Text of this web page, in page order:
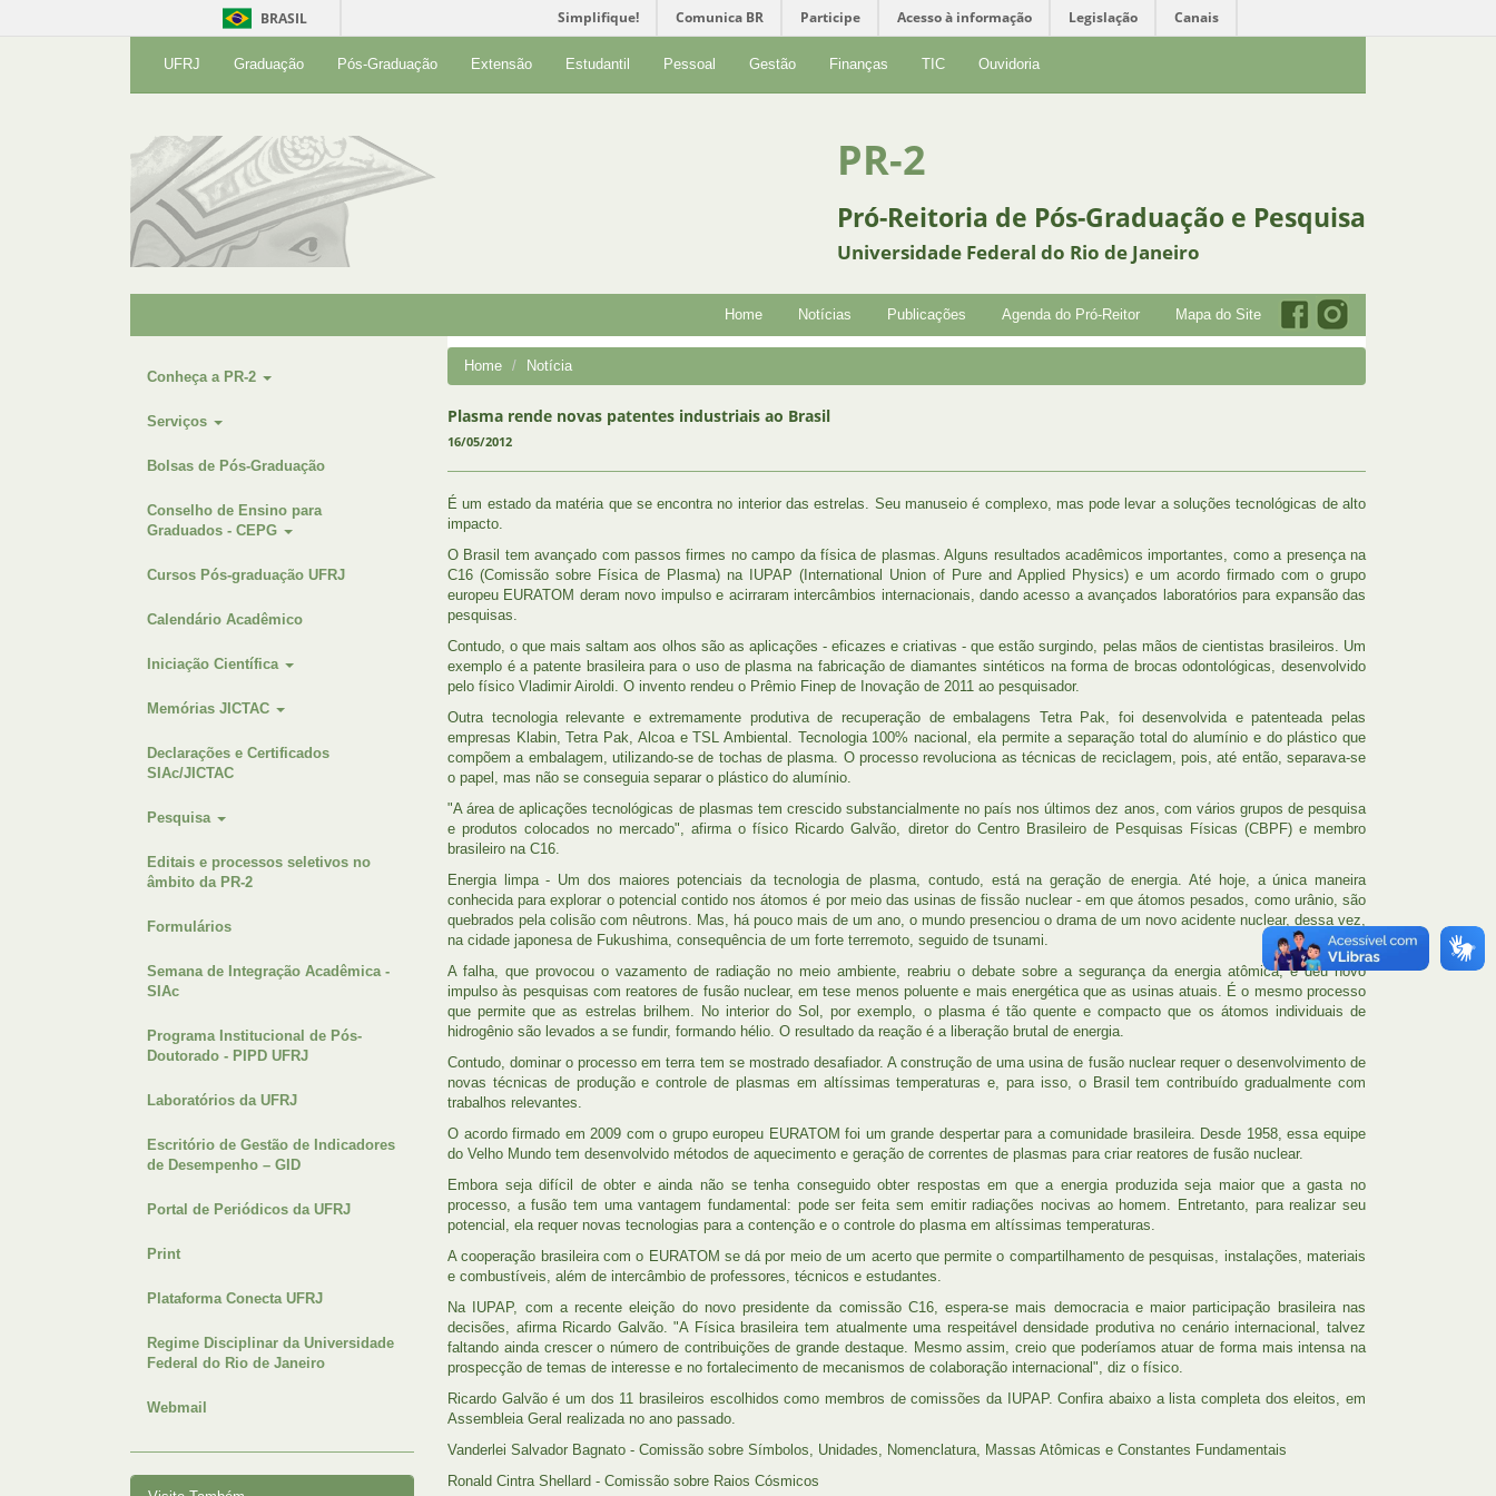
BRASIL Simplifique! Comunica BR Participe Acesso à informação Legislação Canais
UFRJ Graduação Pós-Graduação Extensão Estudantil Pessoal Gestão Finanças TIC Ouvidoria
PR-2
Pró-Reitoria de Pós-Graduação e Pesquisa
Universidade Federal do Rio de Janeiro
Home Notícias Publicações Agenda do Pró-Reitor Mapa do Site
Conheça a PR-2
Serviços
Bolsas de Pós-Graduação
Conselho de Ensino para
Graduados - CEPG
Cursos Pós-graduação UFRJ
Calendário Acadêmico
Iniciação Científica
Memórias JICTAC
Declarações e Certificados
SIAc/JICTAC
Pesquisa
Editais e processos seletivos no
âmbito da PR-2
Formulários
Semana de Integração Acadêmica -
SIAc
Programa Institucional de Pós-
Doutorado - PIPD UFRJ
Laboratórios da UFRJ
Escritório de Gestão de Indicadores
de Desempenho – GID
Portal de Periódicos da UFRJ
Print
Plataforma Conecta UFRJ
Regime Disciplinar da Universidade
Federal do Rio de Janeiro
Webmail
Home Notícia
Plasma rende novas patentes industriais ao Brasil
16/05/2012
É um estado da matéria que se encontra no interior das estrelas. Seu manuseio é complexo, mas pode levar a soluções tecnológicas de alto
impacto.
O Brasil tem avançado com passos firmes no campo da física de plasmas. Alguns resultados acadêmicos importantes, como a presença na
C16 (Comissão sobre Física de Plasma) na IUPAP (International Union of Pure and Applied Physics) e um acordo firmado com o grupo
europeu EURATOM deram novo impulso e acirraram intercâmbios internacionais, dando acesso a avançados laboratórios para expansão das
pesquisas.
Contudo, o que mais saltam aos olhos são as aplicações - eficazes e criativas - que estão surgindo, pelas mãos de cientistas brasileiros. Um
exemplo é a patente brasileira para o uso de plasma na fabricação de diamantes sintéticos na forma de brocas odontológicas, desenvolvido
pelo físico Vladimir Airoldi. O invento rendeu o Prêmio Finep de Inovação de 2011 ao pesquisador.
Outra tecnologia relevante e extremamente produtiva de recuperação de embalagens Tetra Pak, foi desenvolvida e patenteada pelas
empresas Klabin, Tetra Pak, Alcoa e TSL Ambiental. Tecnologia 100% nacional, ela permite a separação total do alumínio e do plástico que
compõem a embalagem, utilizando-se de tochas de plasma. O processo revoluciona as técnicas de reciclagem, pois, até então, separava-se
o papel, mas não se conseguia separar o plástico do alumínio.
"A área de aplicações tecnológicas de plasmas tem crescido substancialmente no país nos últimos dez anos, com vários grupos de pesquisa
e produtos colocados no mercado", afirma o físico Ricardo Galvão, diretor do Centro Brasileiro de Pesquisas Físicas (CBPF) e membro
brasileiro na C16.
Energia limpa - Um dos maiores potenciais da tecnologia de plasma, contudo, está na geração de energia. Até hoje, a única maneira
conhecida para explorar o potencial contido nos átomos é por meio das usinas de fissão nuclear - em que átomos pesados, como urânio, são
quebrados pela colisão com nêutrons. Mas, há pouco mais de um ano, o mundo presenciou o drama de um novo acidente nuclear, dessa vez,
na cidade japonesa de Fukushima, consequência de um forte terremoto, seguido de tsunami.
A falha, que provocou o vazamento de radiação no meio ambiente, reabriu o debate sobre a segurança da energia atômica, e deu novo
impulso às pesquisas com reatores de fusão nuclear, em tese menos poluente e mais energética que as usinas atuais. É o mesmo processo
que permite que as estrelas brilhem. No interior do Sol, por exemplo, o plasma é tão quente e compacto que os átomos individuais de
hidrogênio são levados a se fundir, formando hélio. O resultado da reação é a liberação brutal de energia.
Contudo, dominar o processo em terra tem se mostrado desafiador. A construção de uma usina de fusão nuclear requer o desenvolvimento de
novas técnicas de produção e controle de plasmas em altíssimas temperaturas e, para isso, o Brasil tem contribuído gradualmente com
trabalhos relevantes.
O acordo firmado em 2009 com o grupo europeu EURATOM foi um grande despertar para a comunidade brasileira. Desde 1958, essa equipe
do Velho Mundo tem desenvolvido métodos de aquecimento e geração de correntes de plasmas para criar reatores de fusão nuclear.
Embora seja difícil de obter e ainda não se tenha conseguido obter respostas em que a energia produzida seja maior que a gasta no
processo, a fusão tem uma vantagem fundamental: pode ser feita sem emitir radiações nocivas ao homem. Entretanto, para realizar seu
potencial, ela requer novas tecnologias para a contenção e o controle do plasma em altíssimas temperaturas.
A cooperação brasileira com o EURATOM se dá por meio de um acerto que permite o compartilhamento de pesquisas, instalações, materiais
e combustíveis, além de intercâmbio de professores, técnicos e estudantes.
Na IUPAP, com a recente eleição do novo presidente da comissão C16, espera-se mais democracia e maior participação brasileira nas
decisões, afirma Ricardo Galvão. "A Física brasileira tem atualmente uma respeitável densidade produtiva no cenário internacional, talvez
faltando ainda crescer o número de contribuições de grande destaque. Mesmo assim, creio que poderíamos atuar de forma mais intensa na
prospecção de temas de interesse e no fortalecimento de mecanismos de colaboração internacional", diz o físico.
Ricardo Galvão é um dos 11 brasileiros escolhidos como membros de comissões da IUPAP. Confira abaixo a lista completa dos eleitos, em
Assembleia Geral realizada no ano passado.
Vanderlei Salvador Bagnato - Comissão sobre Símbolos, Unidades, Nomenclatura, Massas Atômicas e Constantes Fundamentais
Ronald Cintra Shellard - Comissão sobre Raios Cósmicos